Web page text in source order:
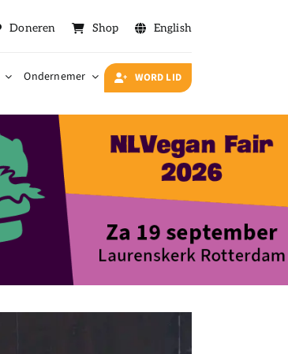
Doneren Shop English
Ondernemer WORD LID